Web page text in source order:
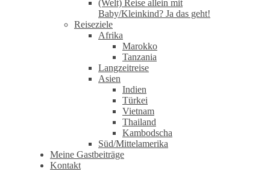
(Welt) Reise allein mit
Baby/Kleinkind? Ja das geht!
Reiseziele
Afrika
Marokko
Tanzania
Langzeitreise
Asien
Indien
Türkei
Vietnam
Thailand
Kambodscha
Süd/Mittelamerika
Meine Gastbeiträge
Kontakt